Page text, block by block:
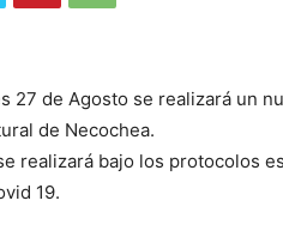
27 de Agosto se realizará un
de Necochea.
realizará bajo los protocolos
19.